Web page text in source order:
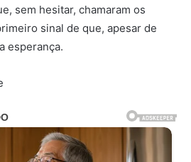
sem hesitar, chamaram os
sinal de que, apesar de
esperança.